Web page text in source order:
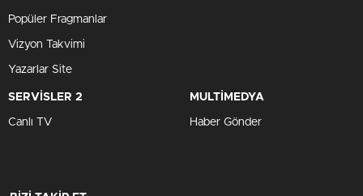
Popüler Fragmanlar
Vizyon Takvimi
Yazarlar Site
SERVİSLER 2
Canlı TV
MULTİMEDYA
Haber Gönder